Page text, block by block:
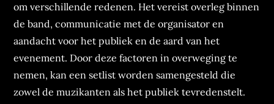
om verschillende redenen. Het vereist overleg binnen
de band, communicatie met de organisator en
aandacht voor het publiek en de aard van het
evenement. Door deze factoren in overweging te
nemen, kan een setlist worden samengesteld die
zowel de muzikanten als het publiek tevredenstelt.